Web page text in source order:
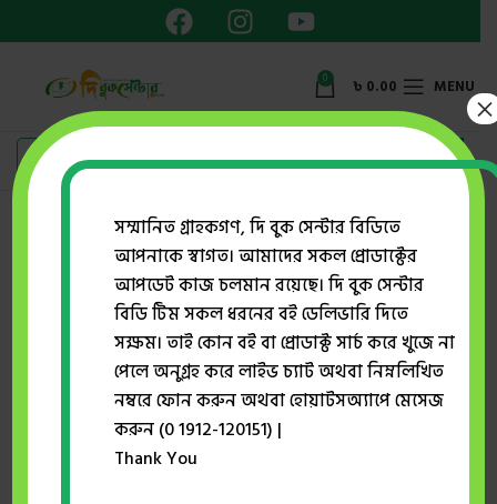
0 ৳ 0.00 MENU
Showing all 2 results
Show sidebar
-26%
সম্মানিত গ্রাহকগণ, দি বুক সেন্টার বিডিতে
আপনাকে স্বাগত। আমাদের সকল প্রোডাক্টের
আপডেট কাজ চলমান রয়েছে। দি বুক সেন্টার
বিডি টিম সকল ধরনের বই ডেলিভারি দিতে
সক্ষম। তাই কোন বই বা প্রোডাক্ট সার্চ করে খুজে না
পেলে অনুগ্রহ করে লাইভ চ্যাট অথবা নিম্নলিখিত
নম্বরে ফোন করুন অথবা হোয়াটসঅ্যাপে মেসেজ
করুন (0 1912-120151) |
Thank You
×